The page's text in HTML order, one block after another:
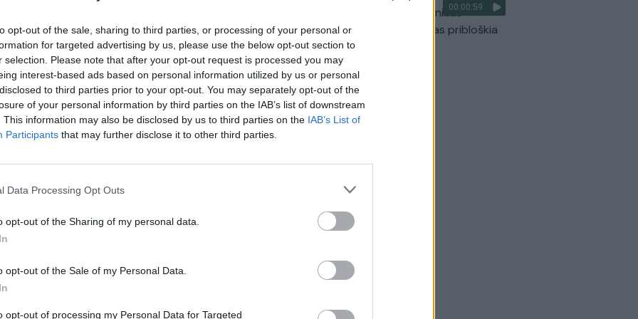
opt-out of the sale, sharing to third parties, or processing of your personal or
for targeted advertising by us, please use the below opt-out section to
selection. Please note that after your opt-out request is processed you may
interest-based ads based on personal information utilized by us or personal
to third parties prior to your opt-out. You may separately opt-out of the
of your personal information by third parties on the IAB’s list of downstream
This information may also be disclosed by us to third parties on the IAB’s List of
Participants that may further disclose it to other third parties.
Data Processing Opt Outs
opt-out of the Sharing of my personal data.
opt-out of the Sale of my Personal Data.
opt-out of processing my Personal Data for Targeted
su
reforma išaugę mokesčiai
inspekcija
00:00:59
Nufilmavo, kaip patvino Vilniaus
Vakarinis aplinkkelis: vaizdas pribloškia